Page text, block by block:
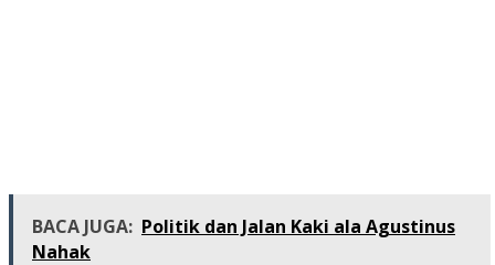
BACA JUGA: Politik dan Jalan Kaki ala Agustinus
Nahak